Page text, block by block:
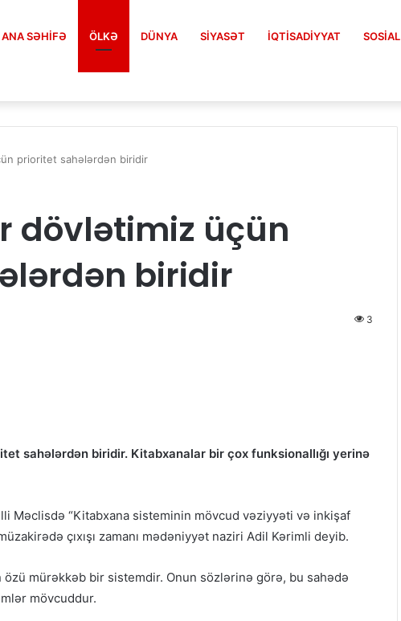
ANA SƏHIFƏ ÖLKƏ DÜNYA SIYASƏT İQTISADIYYAT SOSIAL
prioritet sahələrdən biridir
dövlətimiz üçün
biridir
3
sahələrdən biridir. Kitabxanalar bir çox funksionallığı yerinə
Məclisdə “Kitabxana sisteminin mövcud vəziyyəti və inkişaf
çıxışı zamanı mədəniyyət naziri Adil Kərimli deyib.
mürəkkəb bir sistemdir. Onun sözlərinə görə, bu sahədə
mövcuddur.